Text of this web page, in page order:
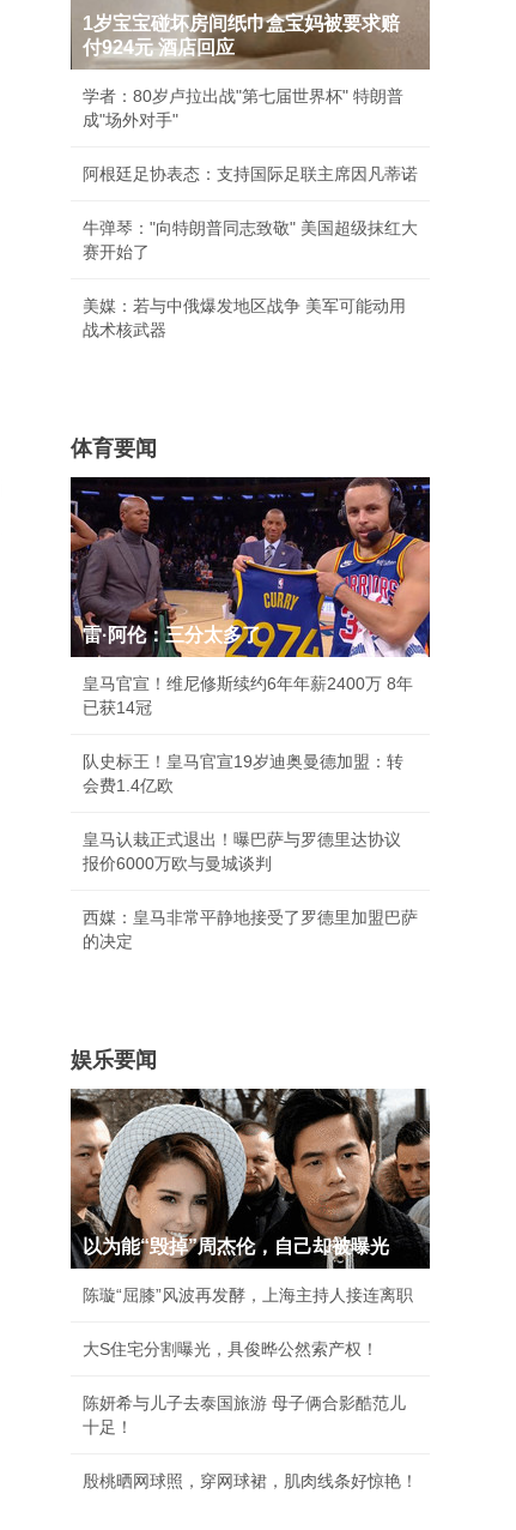
1岁宝宝碰坏房间纸巾盒宝妈被要求赔
付924元 酒店回应
学者：80岁卢拉出战"第七届世界杯" 特朗普
成"场外对手"
阿根廷足协表态：支持国际足联主席因凡蒂诺
牛弹琴："向特朗普同志致敬" 美国超级抹红大
赛开始了
美媒：若与中俄爆发地区战争 美军可能动用
战术核武器
体育要闻
雷·阿伦：三分太多了
皇马官宣！维尼修斯续约6年年薪2400万 8年
已获14冠
队史标王！皇马官宣19岁迪奥曼德加盟：转
会费1.4亿欧
皇马认栽正式退出！曝巴萨与罗德里达协议
报价6000万欧与曼城谈判
西媒：皇马非常平静地接受了罗德里加盟巴萨
的决定
娱乐要闻
以为能“毁掉”周杰伦，自己却被曝光
陈璇“屈膝”风波再发酵，上海主持人接连离职
大S住宅分割曝光，具俊晔公然索产权！
陈妍希与儿子去泰国旅游 母子俩合影酷范儿
十足！
殷桃晒网球照，穿网球裙，肌肉线条好惊艳！